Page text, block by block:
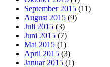
September 2015 (11)
August 2015 (9)
Juli 2015 (3)
Juni 2015 (7)
Mai 2015 (1)
April 2015 (3)
Januar 2015 (1)